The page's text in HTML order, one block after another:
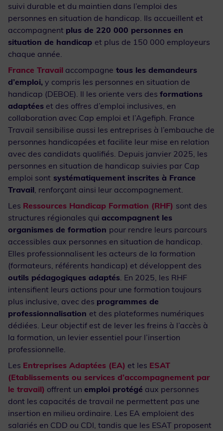
suivi durable et du maintien dans l’emploi des
personnes en situation de handicap. Ils accueillent et
accompagnent plus de 220 000 personnes en
situation de handicap et plus de 150 000 employeurs
chaque année.
France Travail accompagne tous les demandeurs
d’emploi, y compris les personnes en situation de
handicap (DEBOE). Il les oriente vers des formations
adaptées et des offres d’emploi inclusives, en
collaboration avec Cap emploi et l’Agefiph. France
Travail sensibilise aussi les entreprises à l’embauche de
personnes handicapées et facilite leur mise en relation
avec des candidats qualifiés. Depuis janvier 2025, les
personnes en situation de handicap suivies par Cap
emploi sont systématiquement inscrites à France
Travail, renforçant ainsi leur accompagnement.
Les Ressources Handicap Formation (RHF) sont des
structures régionales qui accompagnent les
organismes de formation pour rendre leurs parcours
accessibles aux personnes en situation de handicap.
Elles professionnalisent les acteurs de la formation
(formateurs, référents handicap) et développent des
outils pédagogiques adaptés. En 2025, les RHF
intensifient leurs actions pour une formation toujours
plus inclusive, avec des programmes de
professionnalisation et des plateformes numériques
dédiées. Leur objectif est de lever les freins à l’accès à
la formation, un levier essentiel pour l’insertion
professionnelle.
Les Entreprises Adaptées (EA) et les ESAT
(Etablissements ou services d’accompagnement par
le travail) offrent un emploi protégé aux personnes
dont les capacités de travail ne permettent pas une
insertion en milieu ordinaire. Les EA emploient des
salariés en CDD ou CDI, tandis que les ESAT proposent